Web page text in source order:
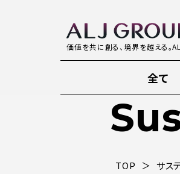
価値を共に創る、境界を越える。
全て
TOP サス